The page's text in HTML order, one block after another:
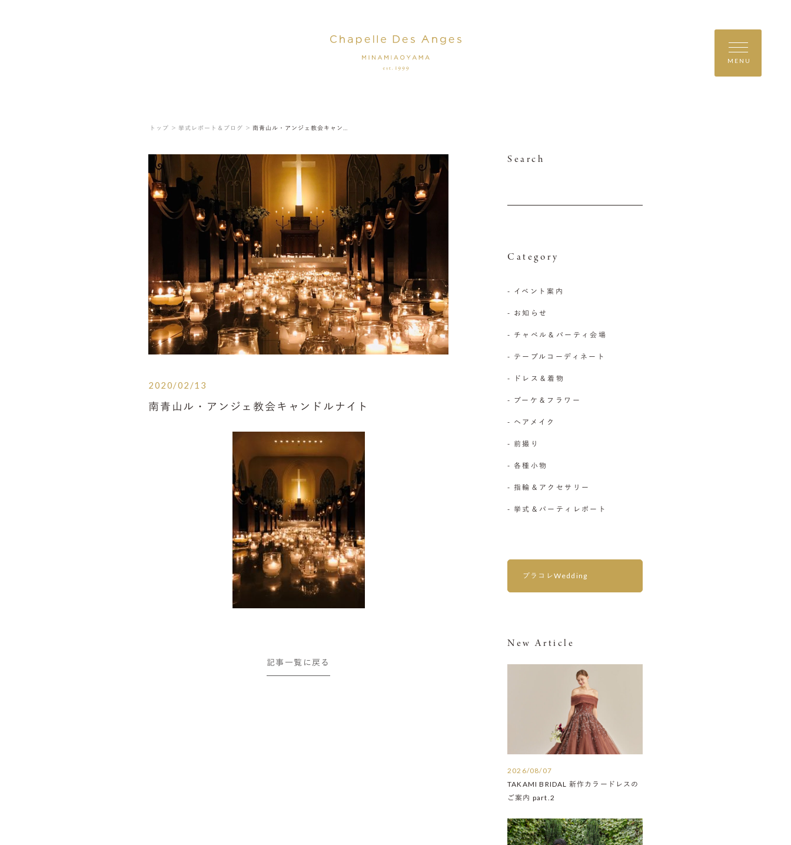
MENU
トップ ＞ 挙式レポート＆ブログ ＞
2020/02/13
南青山ル・アンジェ教会キャンドルナイト
記事一覧に戻る
Search
Category
- イベント案内
- お知らせ
- チャペル＆パーティ会場
- テーブルコーディネート
- ドレス＆着物
- ブーケ＆フラワー
- ヘアメイク
- 前撮り
- 各種小物
- 指輪＆アクセサリー
- 挙式＆パーティレポート
プラコレWedding
New Article
2026/08/07
TAKAMI BRIDAL 新作カラードレスの
ご案内 part.2